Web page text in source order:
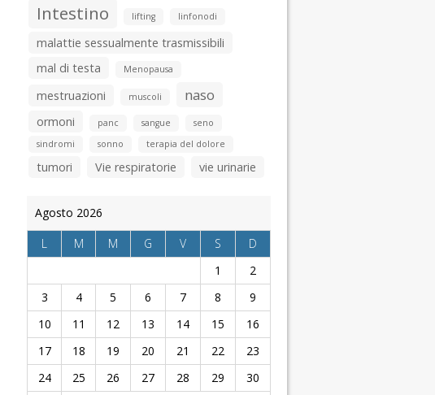
Intestino lifting linfonodi
malattie sessualmente trasmissibili
mal di testa
Menopausa
mestruazioni muscoli naso
ormoni panc sangue
seno
sindromi
sonno terapia del dolore
tumori Vie respiratorie vie urinarie
Agosto 2026
L
M M G V S
D
1
2
3
4 5 6 7 8
9
10
11 12 13 14 15
16
17
18 19 20 21 22
23
24
25 26 27 28 29 30